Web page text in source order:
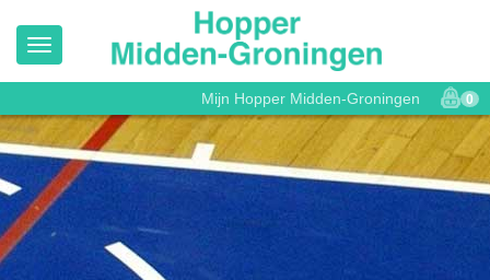
Mijn Hopper Midden-Groningen 0